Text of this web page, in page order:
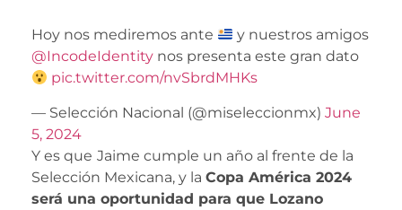
Hoy nos mediremos ante
y nuestros amigos
@IncodeIdentity nos presenta este gran dato
pic.twitter.com/nvSbrdMHKs
— Selección Nacional (@miseleccionmx) June
5, 2024
Y es que Jaime cumple un año al frente de la
Selección Mexicana, y la Copa América 2024
será una oportunidad para que Lozano